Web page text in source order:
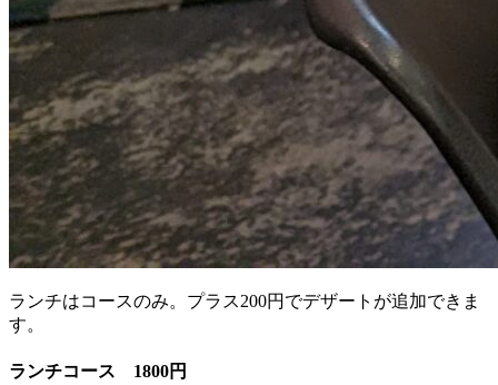
ランチはコースのみ。プラス200円でデザートが追加できま
す。
ランチコース 1800円